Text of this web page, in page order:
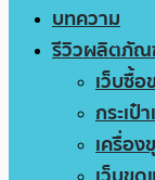
บทความ
รีวิวผลิตภั
เว็บซื้อ
กระเป๋
เครื่อง